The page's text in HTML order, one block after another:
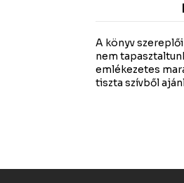
A könyv
nem
emlékezetes
tiszta szívből